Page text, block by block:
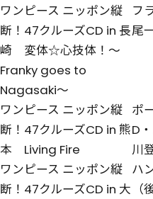
ワンピース ニッポン縦
断！47クルーズCD in 長
崎 変体☆心技体！～
Franky goes to
Nagasaki～
フ
尾
ワンピース ニッポン縦
断！47クルーズCD in 熊
本 Living Fire
ポ
D
川
ワンピース ニッポン縦
断！47クルーズCD in 大
ハ
（